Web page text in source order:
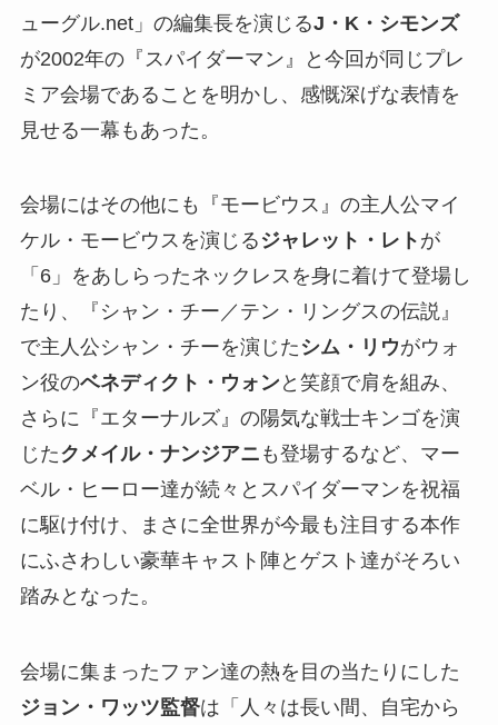
ューグル.net」の編集長を演じるJ・K・シモンズ
が2002年の『スパイダーマン』と今回が同じプレ
ミア会場であることを明かし、感慨深げな表情を
見せる一幕もあった。
会場にはその他にも『モービウス』の主人公マイ
ケル・モービウスを演じる ジャレット・レト が
「6」をあしらったネックレスを身に着けて登場し
たり、『シャン・チー／テン・リングスの伝説』
で主人公シャン・チーを演じた シム・リウがウォ
ン役のベネディクト・ウォンと笑顔で肩を組み、
さらに『エターナルズ』の陽気な戦士キンゴを演
じたクメイル・ナンジアニ も登場するなど、マー
ベル・ヒーロー達が続々とスパイダーマンを祝福
に駆け付け、まさに全世界が今最も注目する本作
にふさわしい豪華キャスト陣とゲスト達がそろい
踏みとなった。
会場に集まったファン達の熱を目の当たりにした
ジョン・ワッツ監督は「人々は長い間、自宅から